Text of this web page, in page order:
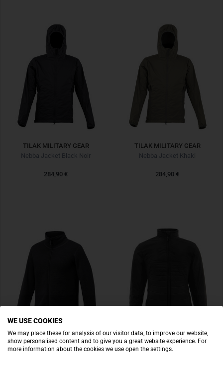
TILAK MILITARY GEAR
Nebba Jacket Black Noir
284,90 €
TILAK MILITARY GEAR
Nebba Jacket Khaki
284,90 €
WOOLPOWER
CARINTHIA
WE USE COOKIES
We may place these for analysis of our visitor data, to improve our website,
show personalised content and to give you a great website experience. For
more information about the cookies we use open the settings.